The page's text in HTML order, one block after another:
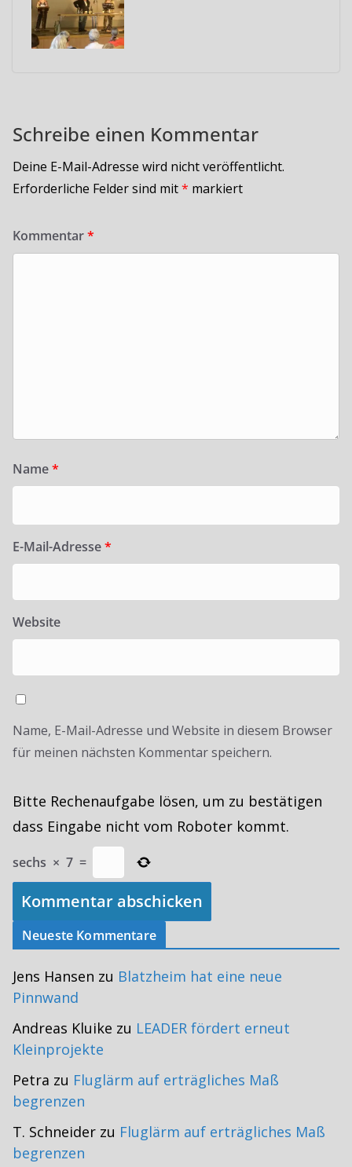
Schreibe einen Kommentar
Deine E-Mail-Adresse wird nicht veröffentlicht.
Erforderliche Felder sind mit* markiert
Kommentar*
Name*
E-Mail-Adresse*
Website
Name, E-Mail-Adresse und Website in diesem Browser
für meinen nächsten Kommentar speichern.
Bitte Rechenaufgabe lösen, um zu bestätigen
dass Eingabe nicht vom Roboter kommt.
sechs × 7 =
Neueste Kommentare
Jens Hansen zu Blatzheim hat eine neue
Pinnwand
Andreas Kluike zu LEADER fördert erneut
Kleinprojekte
Petra zu Fluglärm auf erträgliches Maß
begrenzen
T. Schneider zu Fluglärm auf erträgliches Maß
begrenzen